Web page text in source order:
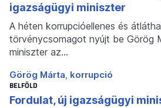
igazságügyi miniszter
A héten korrupcióellenes és
törvénycsomagot nyújt be Görög
miniszter az…
Görög Márta korrupció
BELFÖLD
Fordulat, új igazságügyi